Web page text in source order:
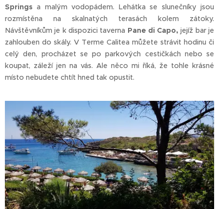
Springs a malým vodopádem. Lehátka se slunečníky jsou
rozmístěna na skalnatých terasách kolem zátoky.
Návštěvníkům je k dispozici taverna Pane di Capo, jejíž bar je
zahlouben do skály. V Terme Calitea můžete strávit hodinu či
celý den, procházet se po parkových cestičkách nebo se
koupat, záleží jen na vás. Ale něco mi říká, že tohle krásné
místo nebudete chtít hned tak opustit.